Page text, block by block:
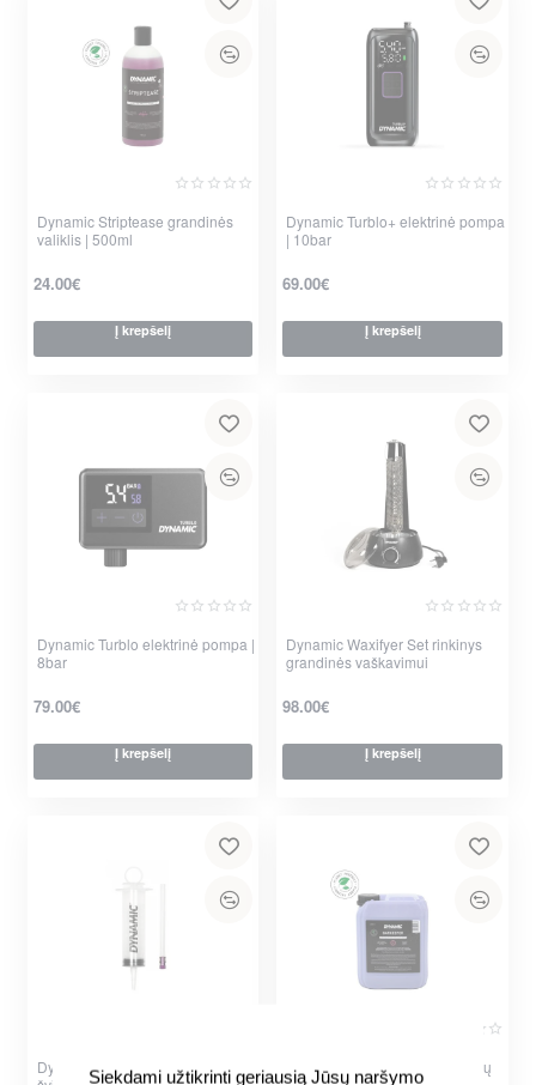
Siekdami užtikrinti geriausią Jūsų naršymo
Dynamic Striptease grandinės
valiklis | 500ml
24.00€
Į krepšelį
Dynamic Turblo+ elektrinė pompa
| 10bar
69.00€
Į krepšelį
Dynamic Turblo elektrinė pompa |
8bar
79.00€
Į krepšelį
Dynamic Waxifyer Set rinkinys
grandinės vaškavimui
98.00€
Į krepšelį
Dynamic Hector The Injector
Dynamic Bekamerinių padangų